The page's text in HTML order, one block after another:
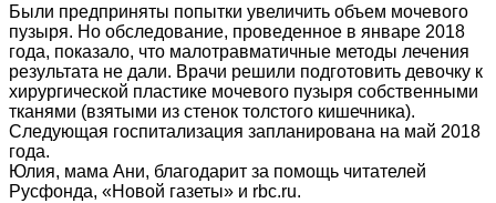
Были предприняты попытки увеличить объем мочевого
пузыря. Но обследование, проведенное в январе 2018
года, показало, что малотравматичные методы лечения
результата не дали. Врачи решили подготовить девочку к
хирургической пластике мочевого пузыря собственными
тканями (взятыми из стенок толстого кишечника).
Следующая госпитализация запланирована на май 2018
года.
Юлия, мама Ани, благодарит за помощь читателей
Русфонда, «Новой газеты» и rbс.ru.